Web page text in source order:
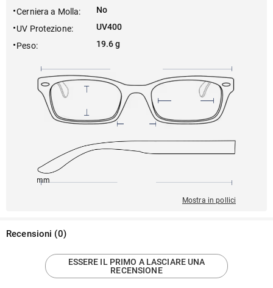
Cerniera a Molla:
No
UV Protezione:
UV400
Peso: 19.6 g
145mm
Mostra in pollici
Recensioni (0)
ESSERE IL PRIMO A LASCIARE UNA
RECENSIONE